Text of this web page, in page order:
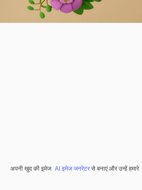
अपनी खुद की इमेज AI इमेज जनरेटरसे बनाएं और उन्हें हमारे